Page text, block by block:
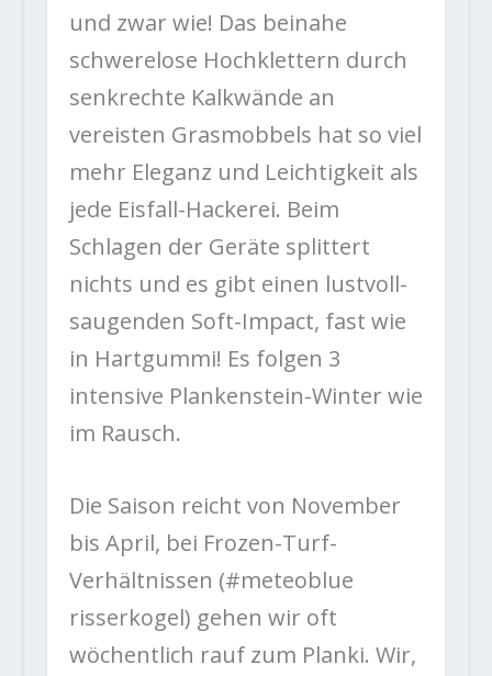
und zwar wie! Das beinahe
schwerelose Hochklettern durch
senkrechte Kalkwände an
vereisten Grasmobbels hat so viel
mehr Eleganz und Leichtigkeit als
jede Eisfall-Hackerei. Beim
Schlagen der Geräte splittert
nichts und es gibt einen lustvoll-
saugenden Soft-Impact, fast wie
in Hartgummi! Es folgen 3
intensive Plankenstein-Winter wie
im Rausch.
Die Saison reicht von November
bis April, bei Frozen-Turf-
Verhältnissen (#meteoblue
risserkogel) gehen wir oft
wöchentlich rauf zum Planki. Wir,